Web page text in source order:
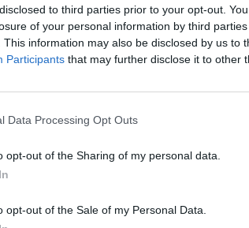
to third parties prior to your opt-out.
of your personal information by third
This information may also be disclosed by us to
Participants that may further disclose it to other
Data Processing Opt Outs
opt-out of the Sharing of my personal data.
opt-out of the Sale of my Personal Data.
avverte la